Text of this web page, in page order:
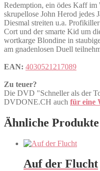
Redemption, ein ödes Kaff im
skrupellose John Herod jedes
Diesmal streiten u.a.
Cort und der smarte Kid um
wortkarge Blondine in
am gnadenlosen Duell
EAN: 4030521217089
Zu teuer?
Die DVD "Schneller als der
DVDONE.CH auch für eine
Ähnliche Produkte
Auf der Flucht